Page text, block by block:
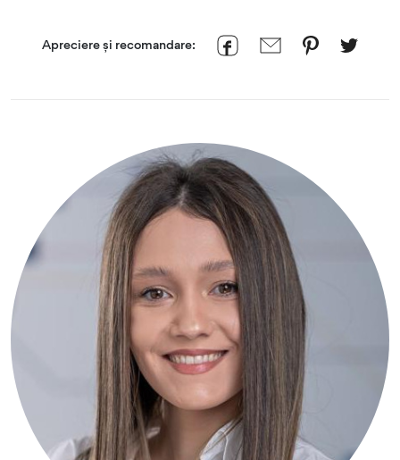
Apreciere și recomandare: